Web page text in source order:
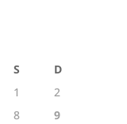
S
D
1
2
8
9